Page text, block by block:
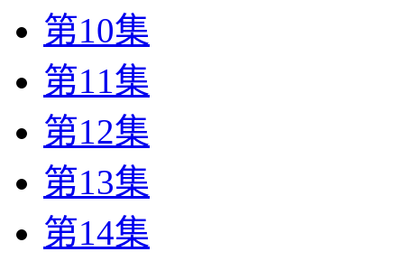
第10集
第11集
第12集
第13集
第14集